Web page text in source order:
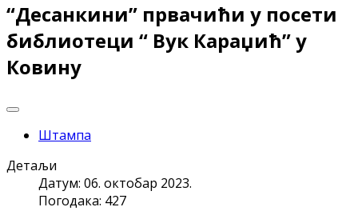
“Десанкини” првачићи у посети
библиотеци “ Вук Караџић” у
Ковину
Штампа
Детаљи
Датум: 06. октобар 2023.
Погодака: 427